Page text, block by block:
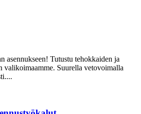
asennukseen! Tutustu tehokkaiden ja
valikoimaamme. Suurella vetovoimalla